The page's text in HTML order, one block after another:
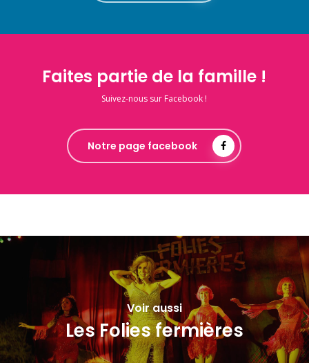
Faites partie de la famille !
Suivez-nous sur Facebook !
Notre page facebook
Voir aussi
Les Folies fermières